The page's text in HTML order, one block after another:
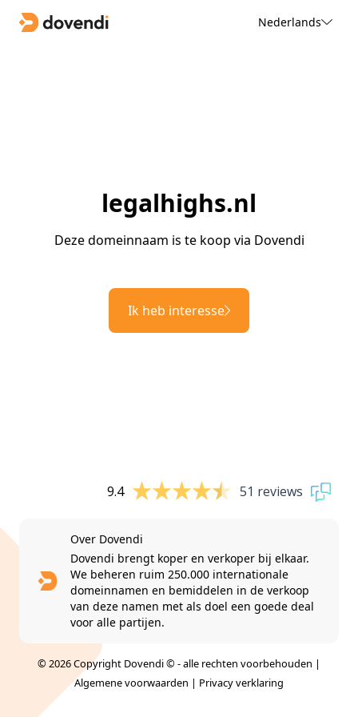
Nederlands
legalhighs.nl
Deze domeinnaam is te koop via Dovendi
Ik heb interesse
9.4 51 reviews
Over Dovendi
Dovendi brengt koper en verkoper bij elkaar.
We beheren ruim 250.000 internationale
domeinnamen en bemiddelen in de verkoop
van deze namen met als doel een goede deal
voor alle partijen.
© 2026 Copyright Dovendi © - alle rechten voorbehouden |
Algemene voorwaarden | Privacy verklaring